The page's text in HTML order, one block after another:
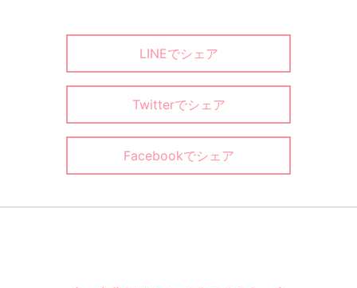
LINEでシェア
Twitterでシェア
Facebookでシェア